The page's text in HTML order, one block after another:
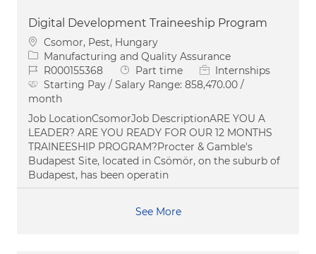
Digital Development Traineeship Program
Location
Csomor, Pest, Hungary
Category
Manufacturing and Quality Assurance
Job IdR000155368 Job Type
Part time
Internships
Starting Pay / Salary Range: 858,470.00 /
month
Job LocationCsomorJob DescriptionARE YOU A
LEADER? ARE YOU READY FOR OUR 12 MONTHS
TRAINEESHIP PROGRAM?Procter & Gamble's
Budapest Site, located in Csömör, on the suburb of
Budapest, has been operatin
See More